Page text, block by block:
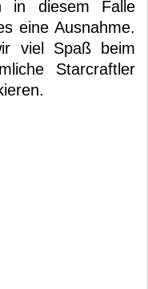
in diesem Falle
eine Ausnahme.
viel Spaß beim
Starcraftler